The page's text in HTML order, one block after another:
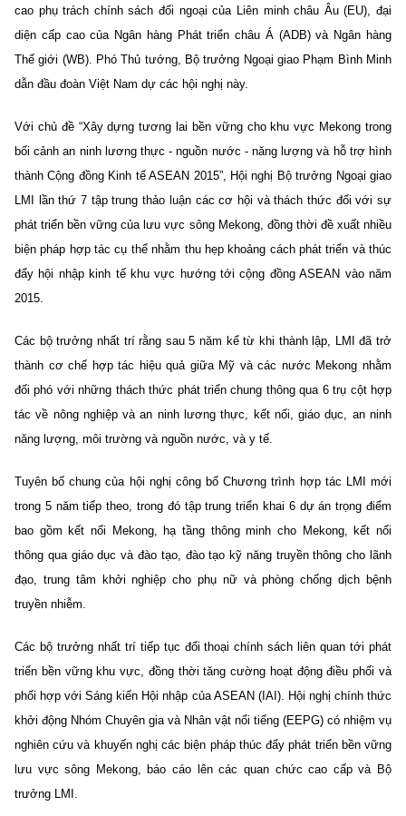
cao phụ trách chính sách đối ngoại của Liên minh châu Âu (EU), đại
diện cấp cao của Ngân hàng Phát triển châu Á (ADB) và Ngân hàng
Thế giới (WB). Phó Thủ tướng, Bộ trưởng Ngoại giao Phạm Bình Minh
dẫn đầu đoàn Việt Nam dự các hội nghị này.
Với chủ đề “Xây dựng tương lai bền vững cho khu vực Mekong trong
bối cảnh an ninh lương thực - nguồn nước - năng lượng và hỗ trợ hình
thành Cộng đồng Kinh tế ASEAN 2015”, Hội nghị Bộ trưởng Ngoại giao
LMI lần thứ 7 tập trung thảo luận các cơ hội và thách thức đối với sự
phát triển bền vững của lưu vực sông Mekong, đồng thời đề xuất nhiều
biện pháp hợp tác cụ thể nhằm thu hẹp khoảng cách phát triển và thúc
đẩy hội nhập kinh tế khu vực hướng tới cộng đồng ASEAN vào năm
2015.
Các bộ trưởng nhất trí rằng sau 5 năm kể từ khi thành lập, LMI đã trở
thành cơ chế hợp tác hiệu quả giữa Mỹ và các nước Mekong nhằm
đối phó với những thách thức phát triển chung thông qua 6 trụ cột hợp
tác về nông nghiệp và an ninh lương thực, kết nối, giáo dục, an ninh
năng lượng, môi trường và nguồn nước, và y tế.
Tuyên bố chung của hội nghị công bố Chương trình hợp tác LMI mới
trong 5 năm tiếp theo, trong đó tập trung triển khai 6 dự án trọng điểm
bao gồm kết nối Mekong, hạ tầng thông minh cho Mekong, kết nối
thông qua giáo dục và đào tạo, đào tạo kỹ năng truyền thông cho lãnh
đạo, trung tâm khởi nghiệp cho phụ nữ và phòng chống dịch bệnh
truyền nhiễm.
Các bộ trưởng nhất trí tiếp tục đối thoại chính sách liên quan tới phát
triển bền vững khu vực, đồng thời tăng cường hoạt động điều phối và
phối hợp với Sáng kiến Hội nhập của ASEAN (IAI). Hội nghị chính thức
khởi động Nhóm Chuyên gia và Nhân vật nổi tiếng (EEPG) có nhiệm vụ
nghiên cứu và khuyến nghị các biện pháp thúc đẩy phát triển bền vững
lưu vực sông Mekong, báo cáo lên các quan chức cao cấp và Bộ
trưởng LMI.